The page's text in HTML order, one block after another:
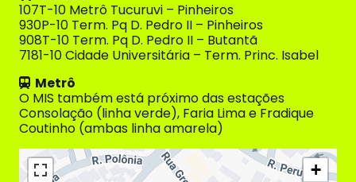
107T-10 Metrô Tucuruvi – Pinheiros
930P-10 Term. Pq D. Pedro II – Pinheiros
908T-10 Term. Pq D. Pedro II – Butantã
7181-10 Cidade Universitária – Term. Princ. Isabel
Metrô
O MIS também está próximo das estações
Consolação (linha verde), Faria Lima e Fradique
Coutinho (ambas linha amarela)
+